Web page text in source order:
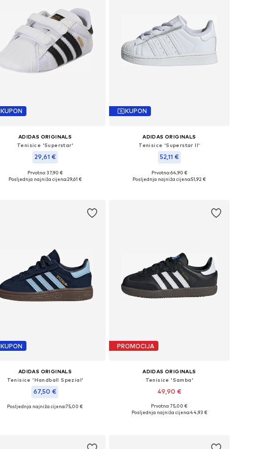
KUPON
ADIDAS ORIGINALS
Tenisice 'Superstar'
29,61 €
Dostupne veličine: 16, 18, 19, 20, 21
Prvotno: 37,90 €
Posljednja najniža cijena:29,61 €
KUPON
ADIDAS ORIGINALS
Tenisice 'Superstar II'
52,11 €
Dostupno u više veličina
Prvotno: 64,90 €
Posljednja najniža cijena:51,92 €
KUPON
ADIDAS ORIGINALS
Tenisice 'Handball Spezial'
67,50 €
+3
Dostupno u više veličina
Posljednja najniža cijena:75,00 €
PROMOCIJA
ADIDAS ORIGINALS
Tenisice 'Samba'
49,90 €
Dostupno u više veličina
Prvotno: 75,00 €
Posljednja najniža cijena:44,93 €